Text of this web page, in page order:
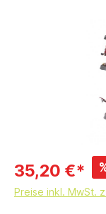
35,20 €*
Preise inkl. MwSt.